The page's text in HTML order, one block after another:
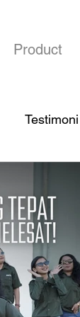
Product
Testimoni